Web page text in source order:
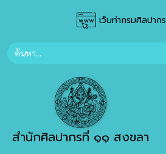
เว็บท่ากรมศิลปากร
สำนักศิลปากรที่ ๑๑ สงขลา